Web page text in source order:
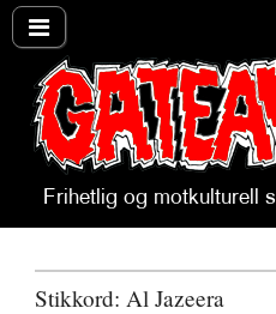
Gateavisa
Frihetlig og motkulturell
Stikkord: Al Jazeera